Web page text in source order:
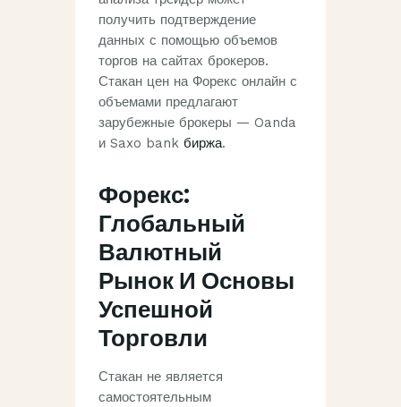
получить подтверждение
данных с помощью объемов
торгов на сайтах брокеров.
Стакан цен на Форекс онлайн с
объемами предлагают
зарубежные брокеры — Oanda
и Saxo bankбиржа.
Форекс:
Глобальный
Валютный
Рынок И Основы
Успешной
Торговли
Стакан не является
самостоятельным